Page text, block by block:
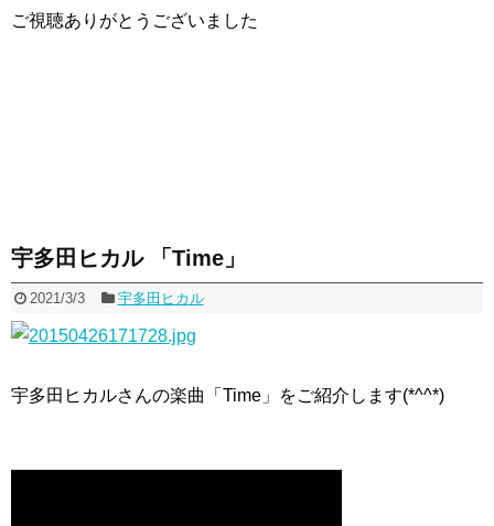
ご視聴ありがとうございました
宇多田ヒカル 「Time」
2021/3/3 宇多田ヒカル
宇多田ヒカルさんの楽曲「Time」をご紹介します(*^^*)